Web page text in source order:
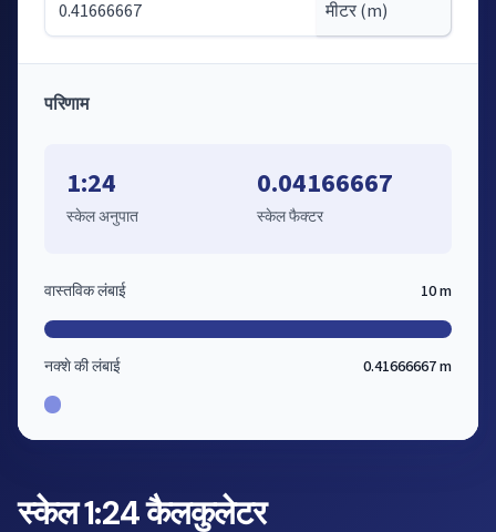
स्केल 1:24 कैलकुलेटर
परिणाम
1:24
स्केल अनुपात
0.04166667
स्केल फैक्टर
वास्तविक लंबाई 10 m
नक्शे की लंबाई 0.41666667 m